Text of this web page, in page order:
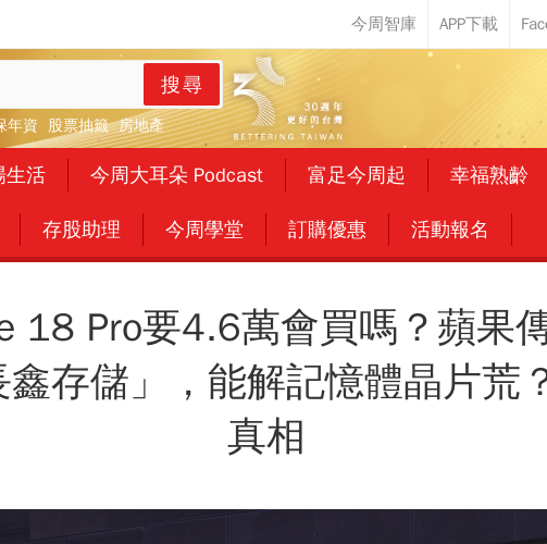
搜尋
年資 股票抽籤 房地產
生活 今周大耳朵 Podcast 富足今周起 幸福熟齡
存股助理 今周學堂 訂購優惠 活動報名
18 Pro要4.6萬會買嗎？蘋果
存儲」，能解記憶體晶片荒
真相